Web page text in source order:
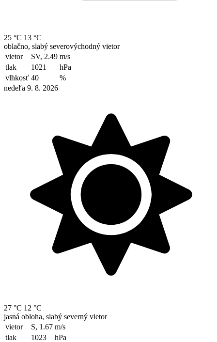
25 °C 13 °C
oblačno, slabý severovýchodný vietor
vietor
SV, 2.49 m/s
tlak
1021
hPa
vlhkosť 40
%
nedeľa 9. 8. 2026
27 °C 12 °C
jasná obloha, slabý severný vietor
vietor
S, 1.67 m/s
tlak
1023
hPa